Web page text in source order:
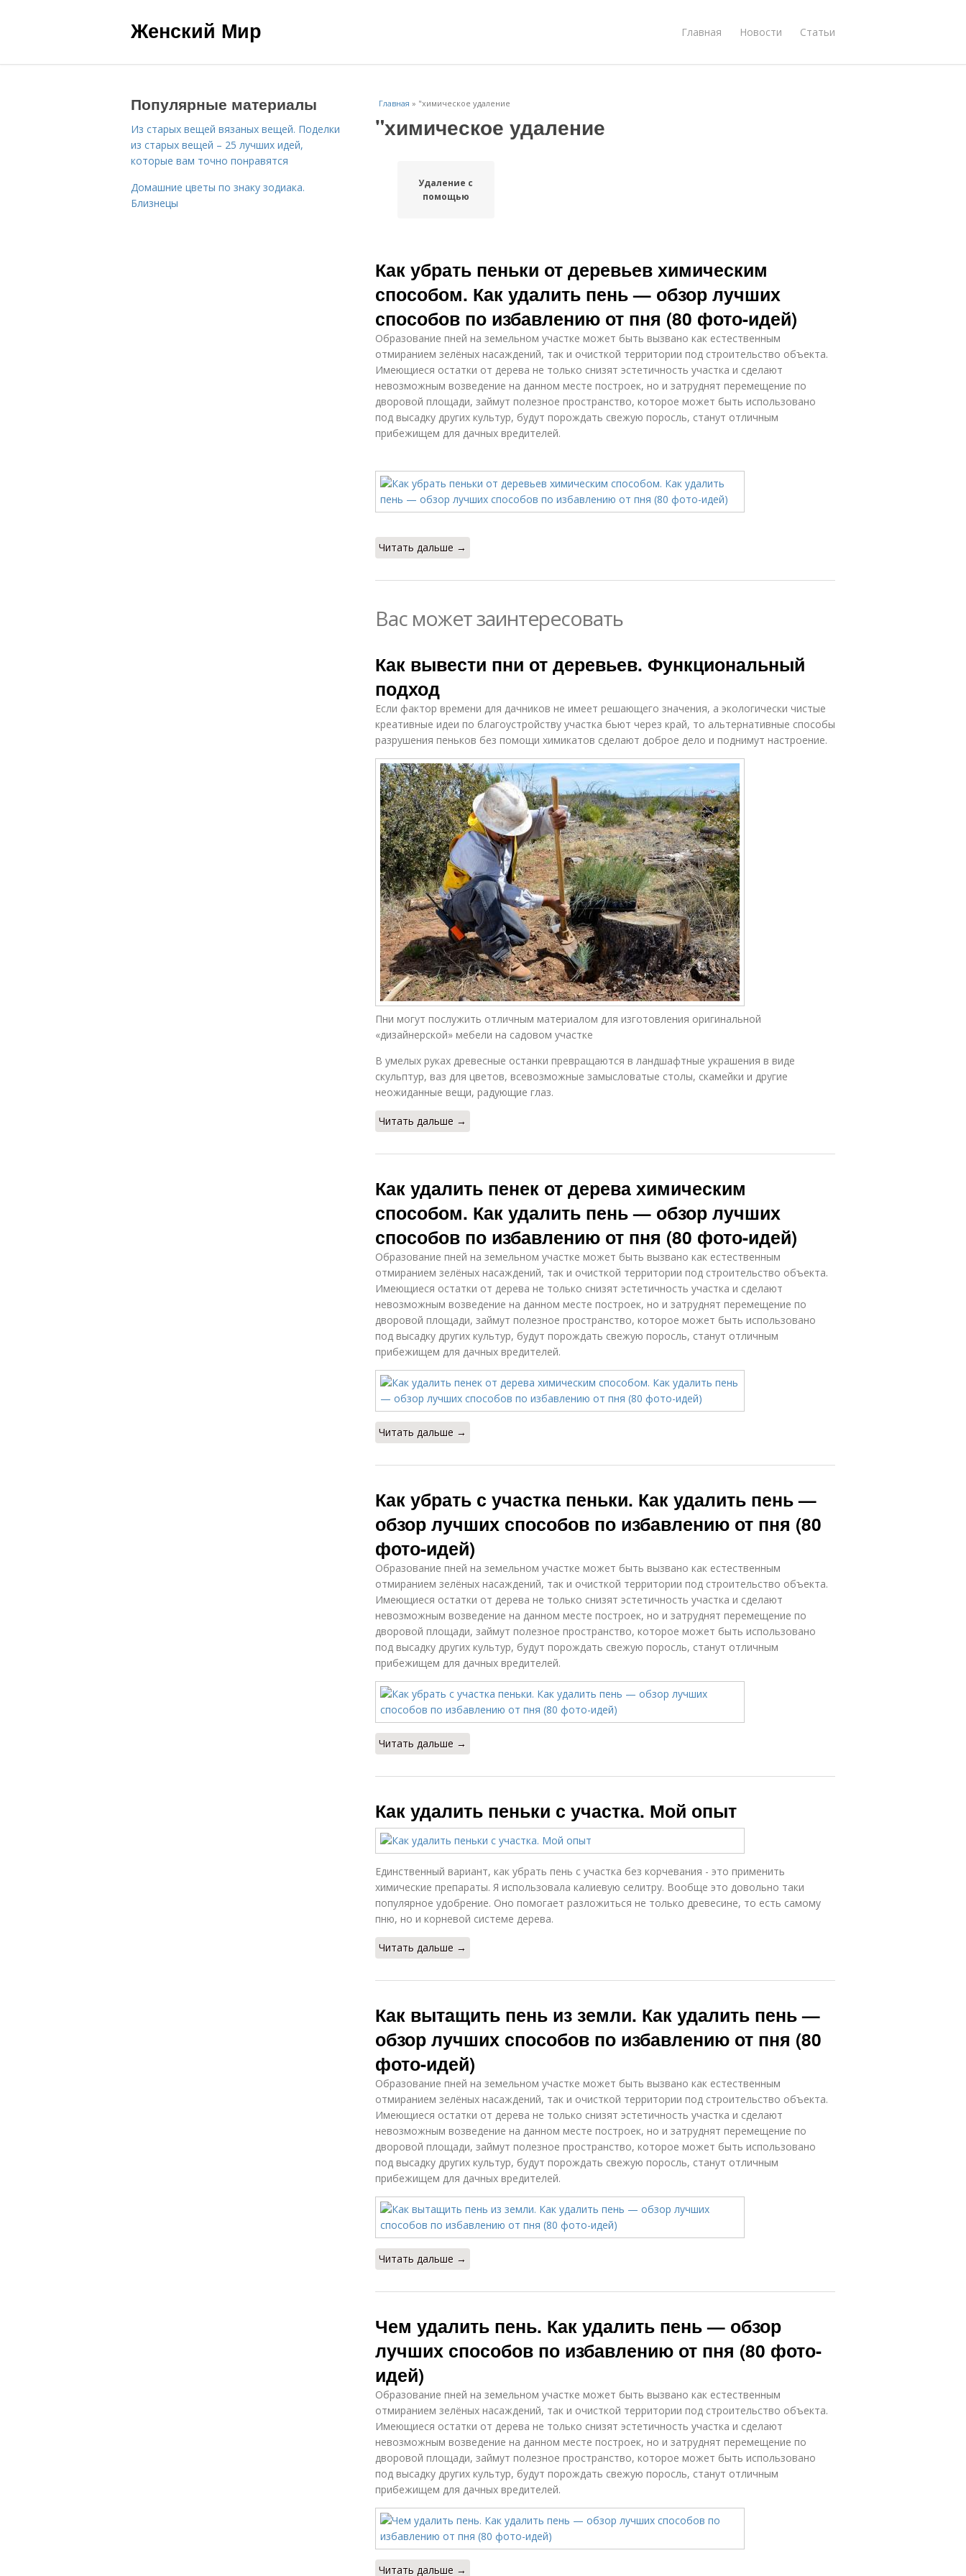
Женский Мир Главная Новости Статьи
Главная » "химическое удаление
"химическое удаление
Удаление с
помощью
Как убрать пеньки от деревьев химическим
способом. Как удалить пень — обзор лучших
способов по избавлению от пня (80 фото-идей)
Образование пней на земельном участке может быть вызвано как естественным
отмиранием зелёных насаждений, так и очисткой территории под строительство объекта.
Имеющиеся остатки от дерева не только снизят эстетичность участка и сделают
невозможным возведение на данном месте построек, но и затруднят перемещение по
дворовой площади, займут полезное пространство, которое может быть использовано
под высадку других культур, будут порождать свежую поросль, станут отличным
прибежищем для дачных вредителей.
Читать дальше →
Вас может заинтересовать
Как вывести пни от деревьев. Функциональный
подход
Если фактор времени для дачников не имеет решающего значения, а экологически чистые
креативные идеи по благоустройству участка бьют через край, то альтернативные способы
разрушения пеньков без помощи химикатов сделают доброе дело и поднимут настроение.
Пни могут послужить отличным материалом для изготовления оригинальной
«дизайнерской» мебели на садовом участке
В умелых руках древесные останки превращаются в ландшафтные украшения в виде
скульптур, ваз для цветов, всевозможные замысловатые столы, скамейки и другие
неожиданные вещи, радующие глаз.
Читать дальше →
Как удалить пенек от дерева химическим
способом. Как удалить пень — обзор лучших
способов по избавлению от пня (80 фото-идей)
Образование пней на земельном участке может быть вызвано как естественным
отмиранием зелёных насаждений, так и очисткой территории под строительство объекта.
Имеющиеся остатки от дерева не только снизят эстетичность участка и сделают
невозможным возведение на данном месте построек, но и затруднят перемещение по
дворовой площади, займут полезное пространство, которое может быть использовано
под высадку других культур, будут порождать свежую поросль, станут отличным
прибежищем для дачных вредителей.
Читать дальше →
Как убрать с участка пеньки. Как удалить пень —
обзор лучших способов по избавлению от пня (80
фото-идей)
Образование пней на земельном участке может быть вызвано как естественным
отмиранием зелёных насаждений, так и очисткой территории под строительство объекта.
Имеющиеся остатки от дерева не только снизят эстетичность участка и сделают
невозможным возведение на данном месте построек, но и затруднят перемещение по
дворовой площади, займут полезное пространство, которое может быть использовано
под высадку других культур, будут порождать свежую поросль, станут отличным
прибежищем для дачных вредителей.
Читать дальше →
Как удалить пеньки с участка. Мой опыт
Единственный вариант, как убрать пень с участка без корчевания - это применить
химические препараты. Я использовала калиевую селитру. Вообще это довольно таки
популярное удобрение. Оно помогает разложиться не только древесине, то есть самому
пню, но и корневой системе дерева.
Читать дальше →
Как вытащить пень из земли. Как удалить пень —
обзор лучших способов по избавлению от пня (80
фото-идей)
Образование пней на земельном участке может быть вызвано как естественным
отмиранием зелёных насаждений, так и очисткой территории под строительство объекта.
Имеющиеся остатки от дерева не только снизят эстетичность участка и сделают
невозможным возведение на данном месте построек, но и затруднят перемещение по
дворовой площади, займут полезное пространство, которое может быть использовано
под высадку других культур, будут порождать свежую поросль, станут отличным
прибежищем для дачных вредителей.
Читать дальше →
Чем удалить пень. Как удалить пень — обзор
лучших способов по избавлению от пня (80 фото-
идей)
Образование пней на земельном участке может быть вызвано как естественным
отмиранием зелёных насаждений, так и очисткой территории под строительство объекта.
Имеющиеся остатки от дерева не только снизят эстетичность участка и сделают
невозможным возведение на данном месте построек, но и затруднят перемещение по
дворовой площади, займут полезное пространство, которое может быть использовано
под высадку других культур, будут порождать свежую поросль, станут отличным
прибежищем для дачных вредителей.
Читать дальше →
Популярные материалы
Из старых вещей вязаных вещей. Поделки
из старых вещей – 25 лучших идей,
которые вам точно понравятся
Домашние цветы по знаку зодиака.
Близнецы